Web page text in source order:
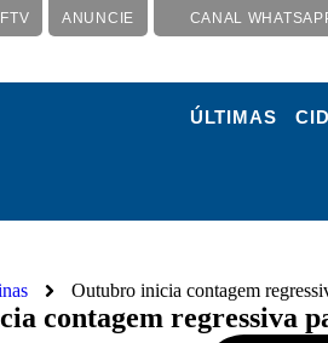
ANUNCIE CANAL
ÚLTIMAS
Outubro inicia contagem
contagem regressiva